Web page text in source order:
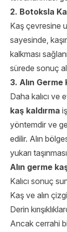
2. Botoksla
Kaş çevresine
sayesinde,
kalkması
sürede sonuç
3. Alın Germe
Daha kalıcı ve
kaş kaldırma
yöntemdir ve
edilir. Alın
yukarı
Alın germe
Kalıcı sonuç
Kaş ve alın
Derin
Ancak cerrahi